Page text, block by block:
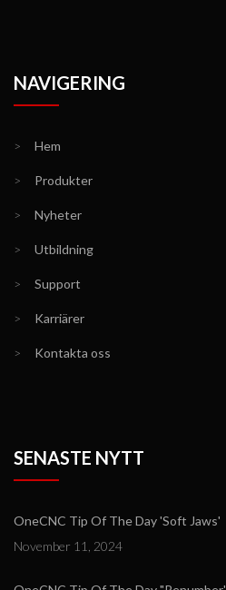
NAVIGERING
> Hem
> Produkter
> Nyheter
> Utbildning
> Support
> Karriärer
> Kontakta oss
SENASTE NYTT
OneCNC Tip Of The Day 'Soft Jaws'
November 11, 2024